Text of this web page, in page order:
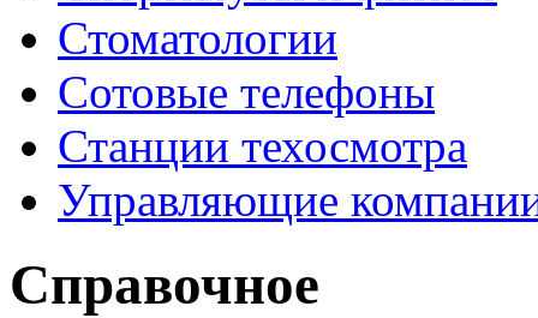
Стоматологии
Сотовые телефоны
Станции техосмотра
Управляющие
Справочное